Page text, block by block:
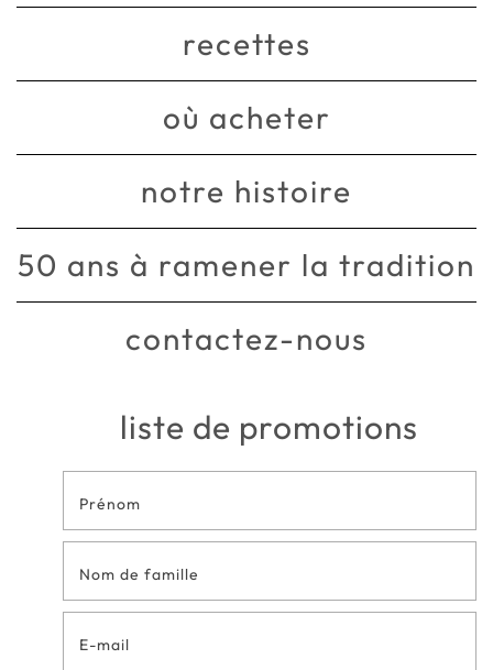
recettes
où acheter
notre histoire
50 ans à ramener la tradition
contactez-nous
liste de promotions
Formulaire
de contact
en bas de
page